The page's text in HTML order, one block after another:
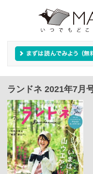
ランドネ 2021年7月